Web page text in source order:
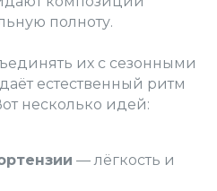
полноту.
их с сезонными
естественный ритм
несколько идей:
— лёгкость и